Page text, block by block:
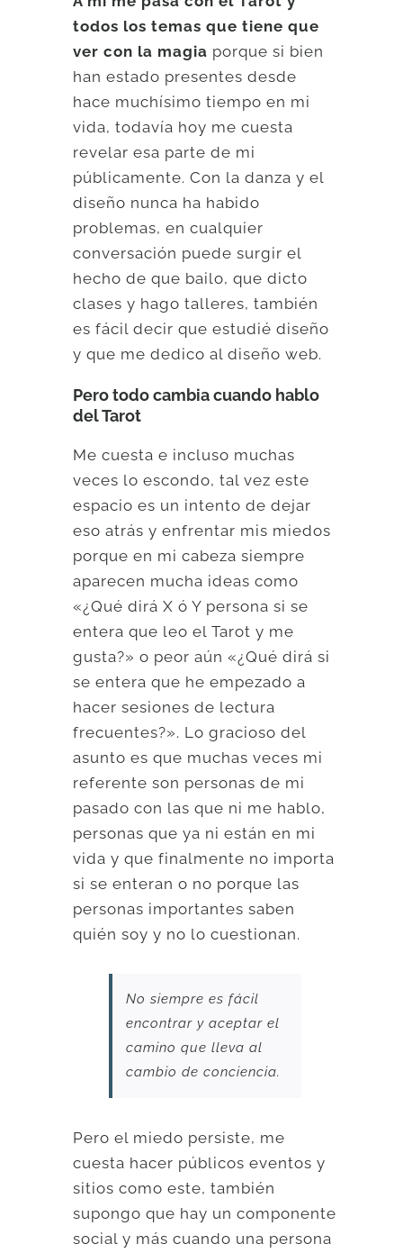
todos los temas que tiene que
ver con la magia porque si bien
han estado presentes desde
hace muchísimo tiempo en mi
vida, todavía hoy me cuesta
revelar esa parte de mi
públicamente. Con la danza y el
diseño nunca ha habido
problemas, en cualquier
conversación puede surgir el
hecho de que bailo, que dicto
clases y hago talleres, también
es fácil decir que estudié diseño
y que me dedico al diseño web.
Pero todo cambia cuando hablo
del Tarot
Me cuesta e incluso muchas
veces lo escondo, tal vez este
espacio es un intento de dejar
eso atrás y enfrentar mis miedos
porque en mi cabeza siempre
aparecen mucha ideas como
«¿Qué dirá X ó Y persona si se
entera que leo el Tarot y me
gusta?» o peor aún «¿Qué dirá si
se entera que he empezado a
hacer sesiones de lectura
frecuentes?». Lo gracioso del
asunto es que muchas veces mi
referente son personas de mi
pasado con las que ni me hablo,
personas que ya ni están en mi
vida y que finalmente no importa
si se enteran o no porque las
personas importantes saben
quién soy y no lo cuestionan.
No siempre es fácil
encontrar y aceptar el
camino que lleva al
cambio de conciencia.
Pero el miedo persiste, me
cuesta hacer públicos eventos y
sitios como este, también
supongo que hay un componente
social y más cuando una persona